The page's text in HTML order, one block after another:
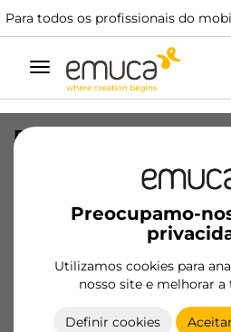
Para todos os profissionais do
Alternar
navegação
Preocupamo-
Utilizamos cookies para
nosso site e melhorar a
Definir cookies
Pistão para porta
kg, curso de 80mm,
Plástico, Cinza
1005625/EAN
Tornar-se
Ficha de produto